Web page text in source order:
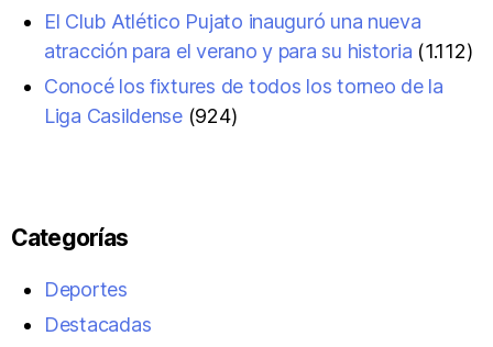
El Club Atlético Pujato inauguró una nueva
atracción para el verano y para su historia (1.112)
Conocé los fixtures de todos los torneo de la
Liga Casildense (924)
Categorías
Deportes
Destacadas